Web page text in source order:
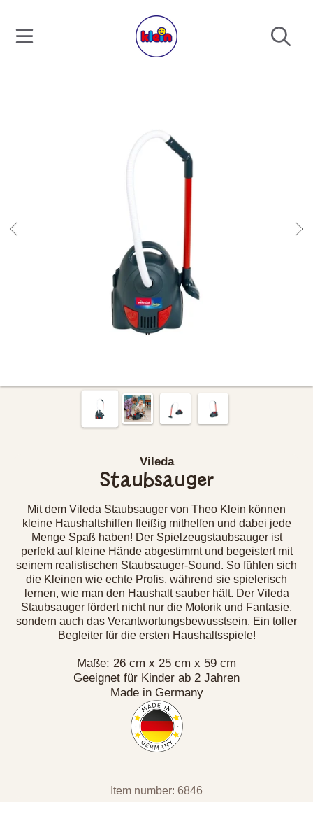
Vileda
Staubsauger
Mit dem Vileda Staubsauger von Theo Klein können
kleine Haushaltshilfen fleißig mithelfen und dabei jede
Menge Spaß haben! Der Spielzeugstaubsauger ist
perfekt auf kleine Hände abgestimmt und begeistert mit
seinem realistischen Staubsauger-Sound. So fühlen sich
die Kleinen wie echte Profis, während sie spielerisch
lernen, wie man den Haushalt sauber hält. Der Vileda
Staubsauger fördert nicht nur die Motorik und Fantasie,
sondern auch das Verantwortungsbewusstsein. Ein toller
Begleiter für die ersten Haushaltsspiele!
Maße: 26 cm x 25 cm x 59 cm
Geeignet für Kinder ab 2 Jahren
Made in Germany
Item number: 6846